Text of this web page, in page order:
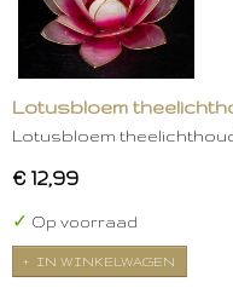
Lotusbloem
Lotusbloem
€ 12,99
✓ Op voorraad
IN WINKELWAGEN